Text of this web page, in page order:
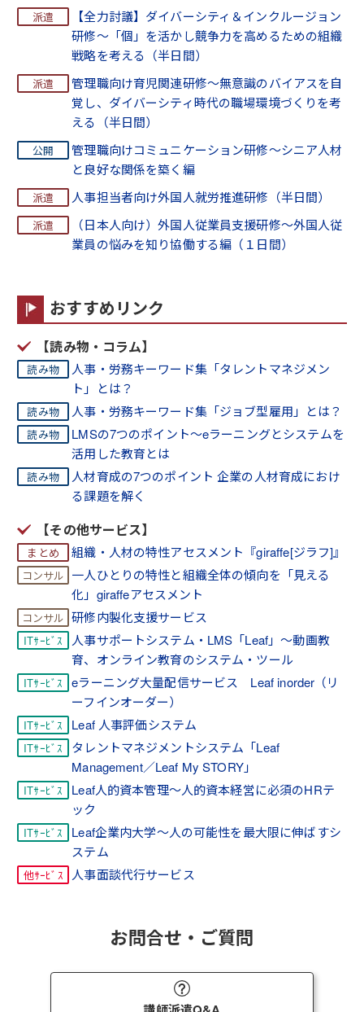
【全力討議】ダイバーシティ＆インクルージョン
研修～「個」を活かし競争力を高めるための組織
戦略を考える（半日間）
管理職向け育児関連研修～無意識のバイアスを自
覚し、ダイバーシティ時代の職場環境づくりを考
える（半日間）
管理職向けコミュニケーション研修～シニア人材
と良好な関係を築く編
人事担当者向け外国人就労推進研修（半日間）
（日本人向け）外国人従業員支援研修～外国人従
業員の悩みを知り協働する編（１日間）
おすすめリンク
【読み物・コラム】
人事・労務キーワード集「タレントマネジメン
ト」とは？
人事・労務キーワード集「ジョブ型雇用」とは？
LMSの7つのポイント～eラーニングとシステムを
活用した教育とは
人材育成の7つのポイント 企業の人材育成におけ
る課題を解く
【その他サービス】
組織・人材の特性アセスメント『giraffe[ジラフ]』
一人ひとりの特性と組織全体の傾向を「見える
化」giraffeアセスメント
研修内製化支援サービス
人事サポートシステム・LMS「Leaf」～動画教
育、オンライン教育のシステム・ツール
eラーニング大量配信サービス Leaf inorder（リ
ーフインオーダー）
Leaf 人事評価システム
タレントマネジメントシステム「Leaf
Management／Leaf My STORY」
Leaf人的資本管理～人的資本経営に必須のHRテ
ック
Leaf企業内大学～人の可能性を最大限に伸ばすシ
ステム
人事面談代行サービス
お問合せ・ご質問